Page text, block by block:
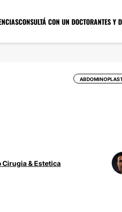
CONSULTÁ CON UN DOCTORANTES Y
Cirugia & Estetica